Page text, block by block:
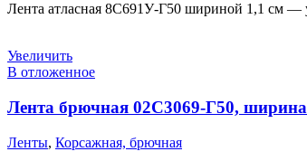
Лента атласная 8С691У-Г50 шириной 1,1 см —
Увеличить
В отложенное
Лента брючная 02С3069-Г50,
Ленты, Корсажная, брючная